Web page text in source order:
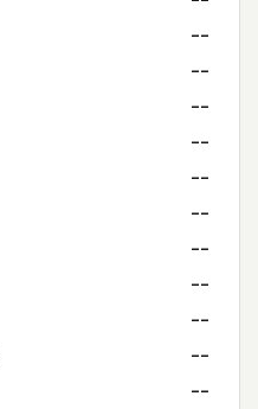
--
--
--
--
--
--
--
--
--
--
--